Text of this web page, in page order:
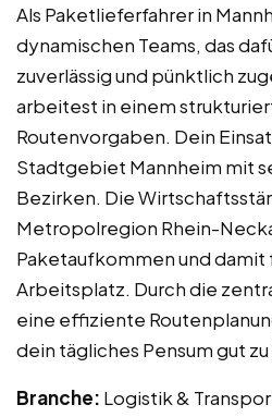
Als Paketlieferfahrer in
dynamischen Teams, das
zuverlässig und pünktlich
arbeitest in einem
Routenvorgaben. Dein
Stadtgebiet Mannheim mit
Bezirken. Die
Metropolregion Rhein-
Paketaufkommen und damit
Arbeitsplatz. Durch die
eine effiziente
dein tägliches Pensum gut
Branche: Logistik &